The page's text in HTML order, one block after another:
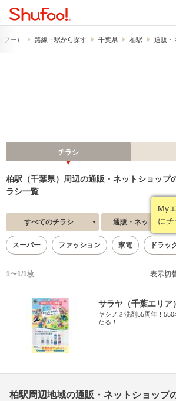
ー） 路線・駅から探す 千葉県 柏駅 通販・
チラシ
柏駅（千葉県）周辺の通販・ネットショップ
ラシ一覧
My
に
すべてのチラシ 通販・ネットショ
スーパー ファッション 家電 ドラッ
1〜1/1枚 表示切
サラヤ（千葉エリア）
ヤシノミ洗剤55周年！
たる！
柏駅周辺地域の通販・ネットショップ